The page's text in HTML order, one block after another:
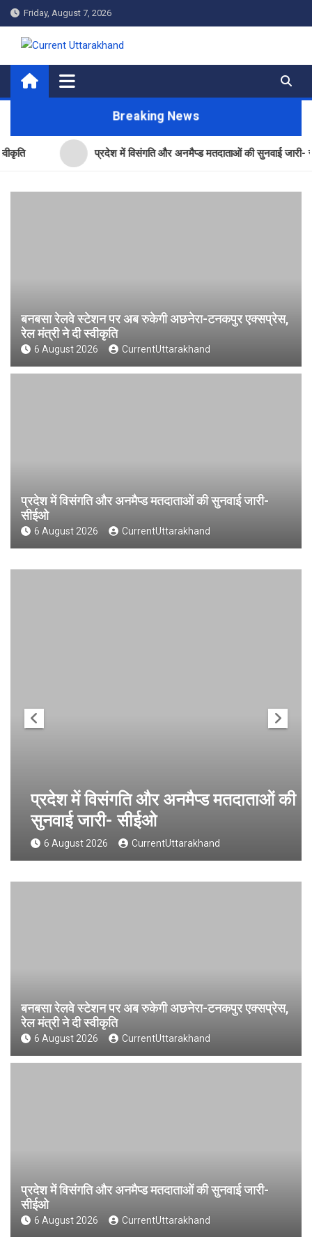
Skip
to
content
Friday, August 7, 2026
Current Uttarakhand
Breaking News
प्रदेश में विसंगति और अनमैप्ड मतदाताओं की सुनवाई जारी- सीईओ
बनबसा रेलवे स्टेशन पर अब रुकेगी अछनेरा-टनकपुर एक्सप्रेस,
रेल मंत्री ने दी स्वीकृति
6 August 2026 CurrentUttarakhand
प्रदेश में विसंगति और अनमैप्ड मतदाताओं की सुनवाई जारी-
सीईओ
6 August 2026 CurrentUttarakhand
प्रदेश में विसंगति और अनमैप्ड मतदाताओं की
सुनवाई जारी- सीईओ
6 August 2026 CurrentUttarakhand
बनबसा रेलवे स्टेशन पर अब रुकेगी अछनेरा-टनकपुर एक्सप्रेस,
रेल मंत्री ने दी स्वीकृति
6 August 2026 CurrentUttarakhand
प्रदेश में विसंगति और अनमैप्ड मतदाताओं की सुनवाई जारी-
सीईओ
6 August 2026 CurrentUttarakhand